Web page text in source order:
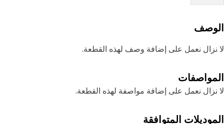
نزال نعمل على إضافة وصف لهذه القطعة.
نعمل على إضافة مواصفة لهذه القطعة.
المتوافقة